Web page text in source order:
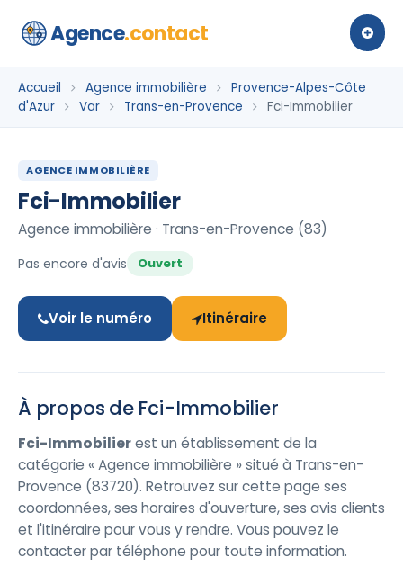
Agence.contact
Accueil Agence immobilière
Provence-Alpes-Côte
d'Azur
Var Trans-en-Provence Fci-Immobilier
AGENCE IMMOBILIÈRE
Fci-Immobilier
Agence immobilière · Trans-en-Provence (83)
Pas encore d'avis Ouvert
Voir le numéro Itinéraire
À propos de Fci-Immobilier
Fci-Immobilierest un établissement de la
catégorie « Agence immobilière » situé à Trans-en-
Provence (83720). Retrouvez sur cette page ses
coordonnées, ses horaires d'ouverture, ses avis clients
et l'itinéraire pour vous y rendre. Vous pouvez le
contacter par téléphone pour toute information.